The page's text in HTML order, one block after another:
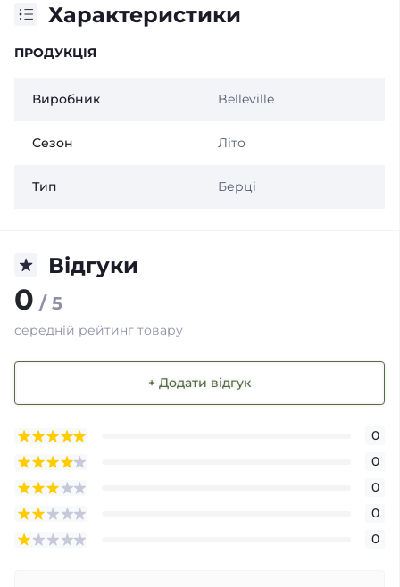
Характеристики
ПРОДУКЦІЯ
Виробник Belleville
Сезон Літо
Тип Берці
Відгуки
0 / 5
середній рейтинг товару
+ Додати відгук
0
0
0
0
0